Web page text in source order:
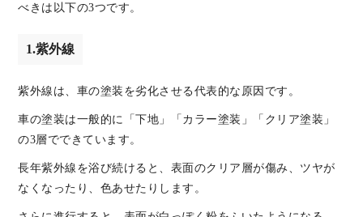
べきは以下の3つです。
1.紫外線
紫外線は、車の塗装を劣化させる代表的な原因です。
車の塗装は一般的に「下地」「カラー塗装」「クリア塗装」
の3層でできています。
長年紫外線を浴び続けると、表面のクリア層が傷み、ツヤが
なくなったり、色あせたりします。